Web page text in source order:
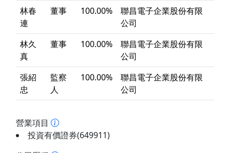
林春
連
董事 100.00%
聯昌電子企業股份有限
公司
林久
真
董事 100.00%
聯昌電子企業股份有限
公司
張紹
忠
監察
人
100.00%
聯昌電子企業股份有限
公司
營業項目
投資有價證券(649911)